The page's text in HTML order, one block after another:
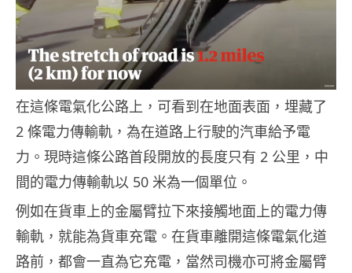
在這條電氣化公路上，可看到在地面表面，埋藏了
2 條電力傳輸軌，為在道路上行駛的汽車給予電
力。現時這條公路首段開放的長度只有 2 公里，中
間的電力傳輸軌以 50 米為一個單位。
例如在貨車上的金屬臂拉下來接觸地面上的電力傳
輸軌，就能為貨車充電。在貨車離開這條電氣化道
路前，都會一直為它充電，當然司機亦可將金屬臂